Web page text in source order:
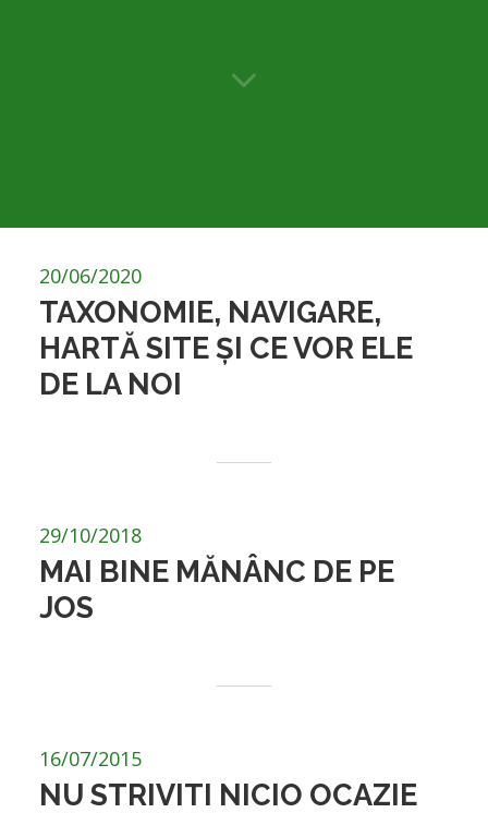
20/06/2020
TAXONOMIE, NAVIGARE,
HARTĂ SITE ȘI CE VOR ELE
DE LA NOI
29/10/2018
MAI BINE MĂNÂNC DE PE
JOS
16/07/2015
NU STRIVITI NICIO OCAZIE